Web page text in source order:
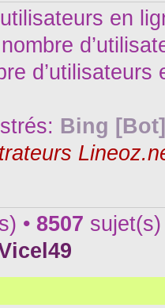
utilisateurs en
Bing [Bot]
• 8507